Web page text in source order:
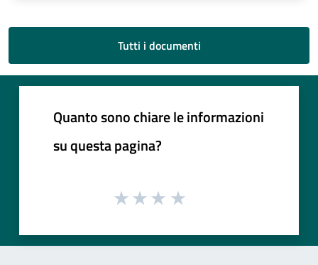
Tutti i documenti
Quanto sono chiare le informazioni
su questa pagina?